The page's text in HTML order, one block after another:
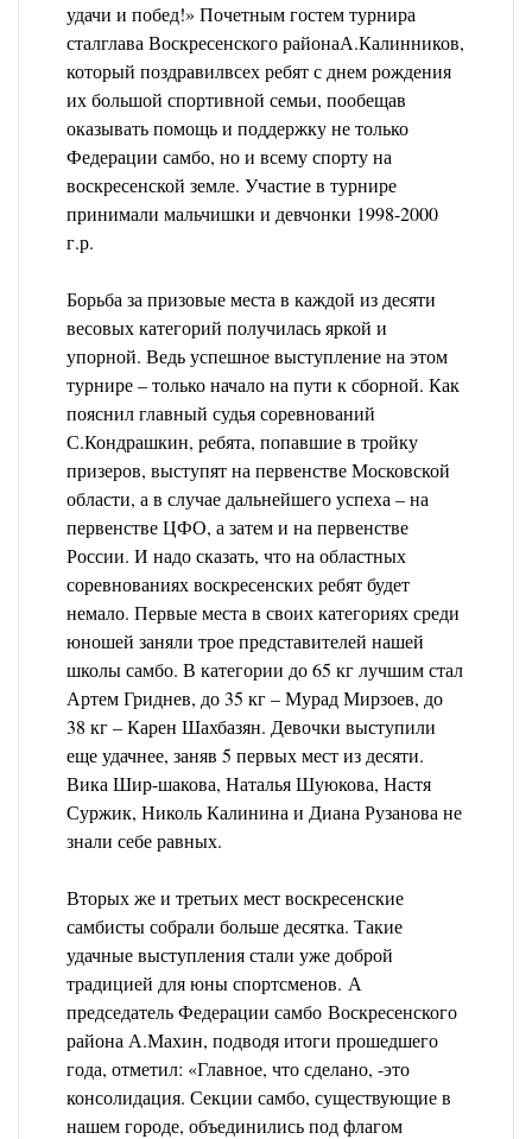
удачи и побед!» Почетным гостем турнира
сталглава Воскресенского районаА.Калинников,
который поздравилвсех ребят с днем рождения
их большой спортивной семьи, пообещав
оказывать помощь и поддержку не только
Федерации самбо, но и всему спорту на
воскресенской земле. Участие в турнире
принимали мальчишки и девчонки 1998-2000
г.р.
Борьба за призовые места в каждой из десяти
весовых категорий получилась яркой и
упорной. Ведь успешное выступление на этом
турнире – только начало на пути к сборной. Как
пояснил главный судья соревнований
С.Кондрашкин, ребята, попавшие в тройку
призеров, выступят на первенстве Московской
области, а в случае дальнейшего успеха – на
первенстве ЦФО, а затем и на первенстве
России. И надо сказать, что на областных
соревнованиях воскресенских ребят будет
немало. Первые места в своих категориях среди
юношей заняли трое представителей нашей
школы самбо. В категории до 65 кг лучшим стал
Артем Гриднев, до 35 кг – Мурад Мирзоев, до
38 кг – Карен Шахбазян. Девочки выступили
еще удачнее, заняв 5 первых мест из десяти.
Вика Шир-шакова, Наталья Шуюкова, Настя
Суржик, Николь Калинина и Диана Рузанова не
знали себе равных.
Вторых же и третьих мест воскресенские
самбисты собрали больше десятка. Такие
удачные выступления стали уже доброй
традицией для юны спортсменов. А
председатель Федерации самбо Воскресенского
района А.Махин, подводя итоги прошедшего
года, отметил: «Главное, что сделано, -это
консолидация. Секции самбо, существующие в
нашем городе, объединились под флагом